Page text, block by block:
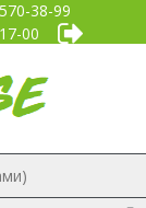
38-99
00